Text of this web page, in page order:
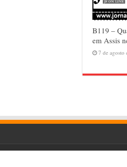
B119 –
em Assis
7 de agosto